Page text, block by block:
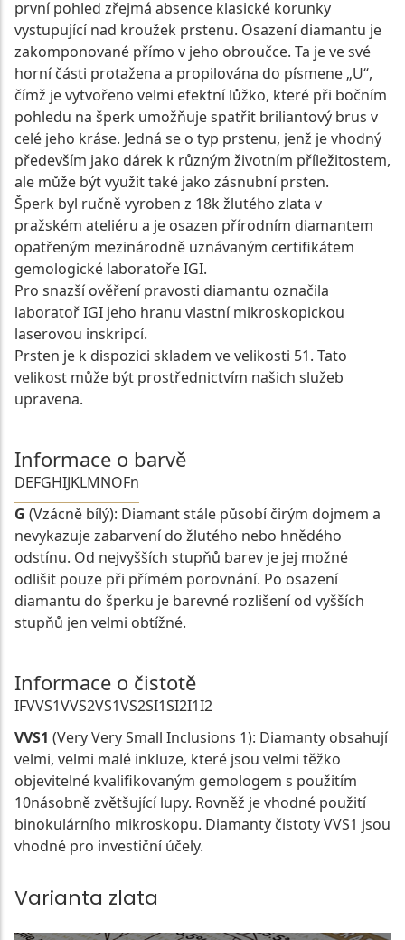
první pohled zřejmá absence klasické korunky
vystupující nad kroužek prstenu. Osazení diamantu je
zakomponované přímo v jeho obroučce. Ta je ve své
horní části protažena a propilována do písmene „U“,
čímž je vytvořeno velmi efektní lůžko, které při bočním
pohledu na šperk umožňuje spatřit briliantový brus v
celé jeho kráse. Jedná se o typ prstenu, jenž je vhodný
především jako dárek k různým životním příležitostem,
ale může být využit také jako zásnubní prsten.
Šperk byl ručně vyroben z 18k žlutého zlata v
pražském ateliéru a je osazen přírodním diamantem
opatřeným mezinárodně uznávaným certifikátem
gemologické laboratoře IGI.
Pro snazší ověření pravosti diamantu označila
laboratoř IGI jeho hranu vlastní mikroskopickou
laserovou inskripcí.
Prsten je k dispozici skladem ve velikosti 51. Tato
velikost může být prostřednictvím našich služeb
upravena.
Informace o barvě
DEFGHIJKLMNOFn
G (Vzácně bílý): Diamant stále působí čirým dojmem a
nevykazuje zabarvení do žlutého nebo hnědého
odstínu. Od nejvyšších stupňů barev je jej možné
odlišit pouze při přímém porovnání. Po osazení
diamantu do šperku je barevné rozlišení od vyšších
stupňů jen velmi obtížné.
Informace o čistotě
IFVVS1VVS2VS1VS2SI1SI2I1I2
VVS1 (Very Very Small Inclusions 1): Diamanty obsahují
velmi, velmi malé inkluze, které jsou velmi těžko
objevitelné kvalifikovaným gemologem s použitím
10násobně zvětšující lupy. Rovněž je vhodné použití
binokulárního mikroskopu. Diamanty čistoty VVS1 jsou
vhodné pro investiční účely.
Varianta zlata